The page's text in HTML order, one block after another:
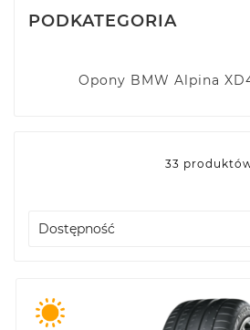
PODKATEGORIA
Opony BMW Alpina
33
Dostępność